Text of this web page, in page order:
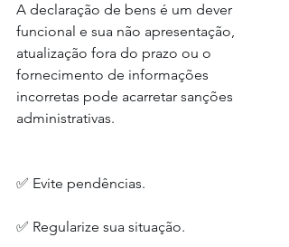
A declaração de bens é um dever
funcional e sua não apresentação,
atualização fora do prazo ou o
fornecimento de informações
incorretas pode acarretar sanções
administrativas.
✅ Evite pendências.
✅ Regularize sua situação.